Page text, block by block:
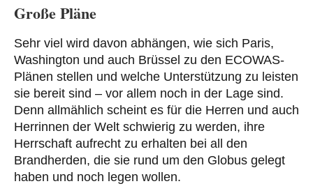
Große Pläne
Sehr viel wird davon abhängen, wie sich Paris,
Washington und auch Brüssel zu den ECOWAS-
Plänen stellen und welche Unterstützung zu leisten
sie bereit sind – vor allem noch in der Lage sind.
Denn allmählich scheint es für die Herren und auch
Herrinnen der Welt schwierig zu werden, ihre
Herrschaft aufrecht zu erhalten bei all den
Brandherden, die sie rund um den Globus gelegt
haben und noch legen wollen.